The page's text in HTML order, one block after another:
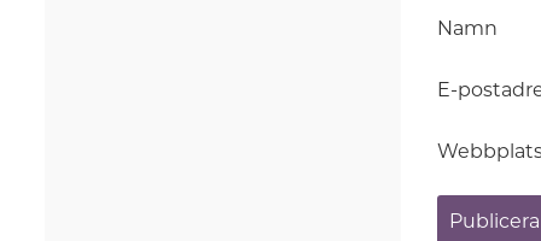
Namn
E-